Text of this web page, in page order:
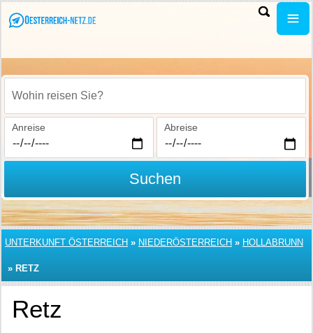
Wohin reisen Sie?
Anreise Abreise
Suchen
UNTERKUNFT ÖSTERREICH » NIEDERÖSTERREICH » HOLLABRUNN
» RETZ
Retz